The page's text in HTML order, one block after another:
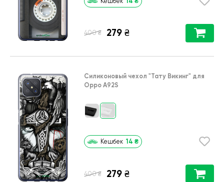
400 ₴ 279 ₴
Силиконовый чехол "Тату Викинг" для
Oppo A92S
Кешбек 14 ₴
400 ₴ 279 ₴